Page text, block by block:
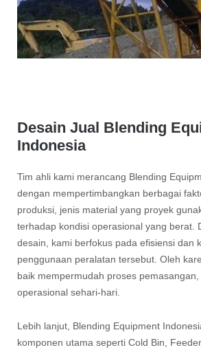
Desain Jual Blending
Indonesia
Tim ahli kami merancang Blending
dengan mempertimbangkan berbagai
produksi, jenis material yang proyek
terhadap kondisi operasional yang berat.
desain, kami berfokus pada efisiensi dan
penggunaan peralatan tersebut. Oleh
baik mempermudah proses
operasional sehari-hari.
Lebih lanjut, Blending Equipment
komponen utama seperti Cold Bin,